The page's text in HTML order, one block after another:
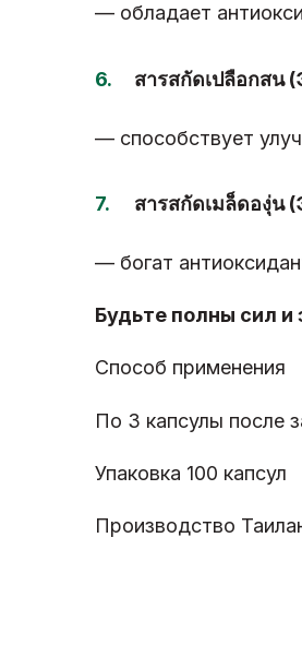
— обладает
สารสกัดเปลือกสน
— способствует
สารสกัดเมล็ดองุ่น
— богат
Будьте полны сил и
Способ применения
По 3 капсулы после
Упаковка 100 капсул
Производство